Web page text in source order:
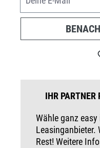
IHR PARTNER
Wähle ganz
Leasinganbieter.
Rest! Weitere